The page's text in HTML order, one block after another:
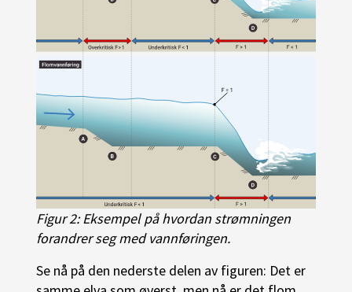
Figur 2: Eksempel på hvordan strømningen
forandrer seg med vannføringen.
Se nå på den nederste delen av figuren: Det er